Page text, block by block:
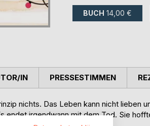
BUCH 14,00 €
nichts. Das Leben kann nicht lieben
endet irgendwann mit dem Tod. Sie
IN PRESSESTIMMEN